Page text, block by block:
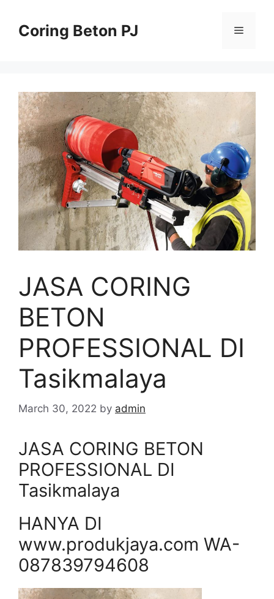
contentCoring Beton PJ Menu
JASA CORING
BETON
PROFESSIONAL DI
Tasikmalaya
March 30, 2022 by admin
JASA CORING BETON
PROFESSIONAL DI
Tasikmalaya
HANYA DI
www.produkjaya.com WA-
087839794608